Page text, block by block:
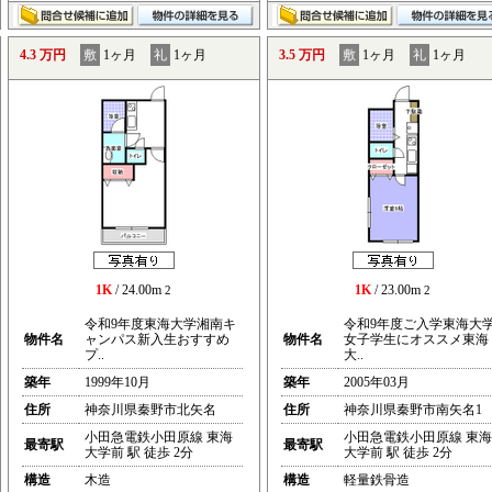
4.3 万円 敷 1ヶ月 礼 1ヶ月
1K/ 24.00m 2
物件名
令和9年度東海大学湘南キ
ャンパス新入生おすすめ
プ..
築年
1999年10月
住所
神奈川県秦野市北矢名
最寄駅
小田急電鉄小田原線 東海
大学前 駅 徒歩 2分
構造
木造
3.5 万円 敷 1ヶ月 礼 1ヶ月
1K/ 23.00m 2
物件名
令和9年度ご入学東海大
女子学生にオススメ東海
大..
築年
2005年03月
住所
神奈川県秦野市南矢名1
最寄駅
小田急電鉄小田原線 東海
大学前 駅 徒歩 2分
構造
軽量鉄骨造